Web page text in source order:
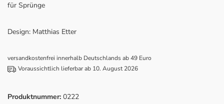
für Sprünge
Design: Matthias Etter
versandkostenfrei innerhalb Deutschlands ab 49 Euro
Voraussichtlich lieferbar ab 10. August 2026
Produktnummer: 0222